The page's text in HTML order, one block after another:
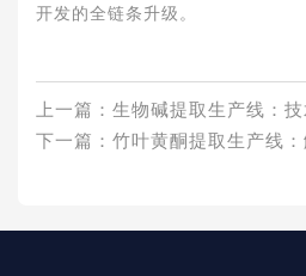
开发的全链条升级。
上一篇： 生物碱提取生产线：技术
下一篇： 竹叶黄酮提取生产线：解